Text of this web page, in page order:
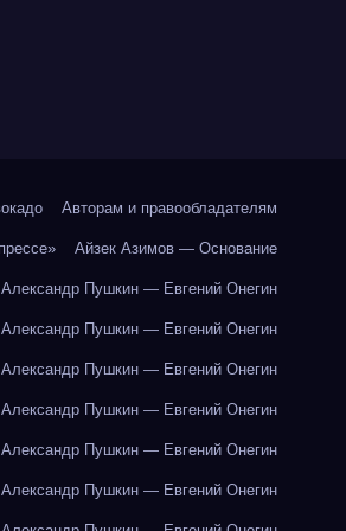
Авторам и правообладателям
Айзек Азимов — Основание
Александр Пушкин — Евгений Онегин
Александр Пушкин — Евгений Онегин
Александр Пушкин — Евгений Онегин
Александр Пушкин — Евгений Онегин
Александр Пушкин — Евгений Онегин
Александр Пушкин — Евгений Онегин